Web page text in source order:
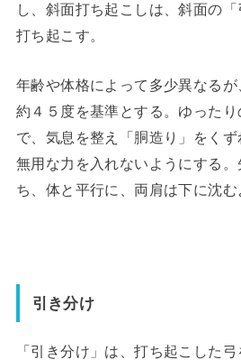
し、斜面打ち起こしは、斜面の
打ち起こす。
年齢や体格によって多少異なる
約４５度を基準とする。ゆった
で、気息を整え「胴造り」をく
無用な力を入れないようにする
ち、体と平行に、両肩は下に沈む
引き分け
「引き分け」は、打ち起こした